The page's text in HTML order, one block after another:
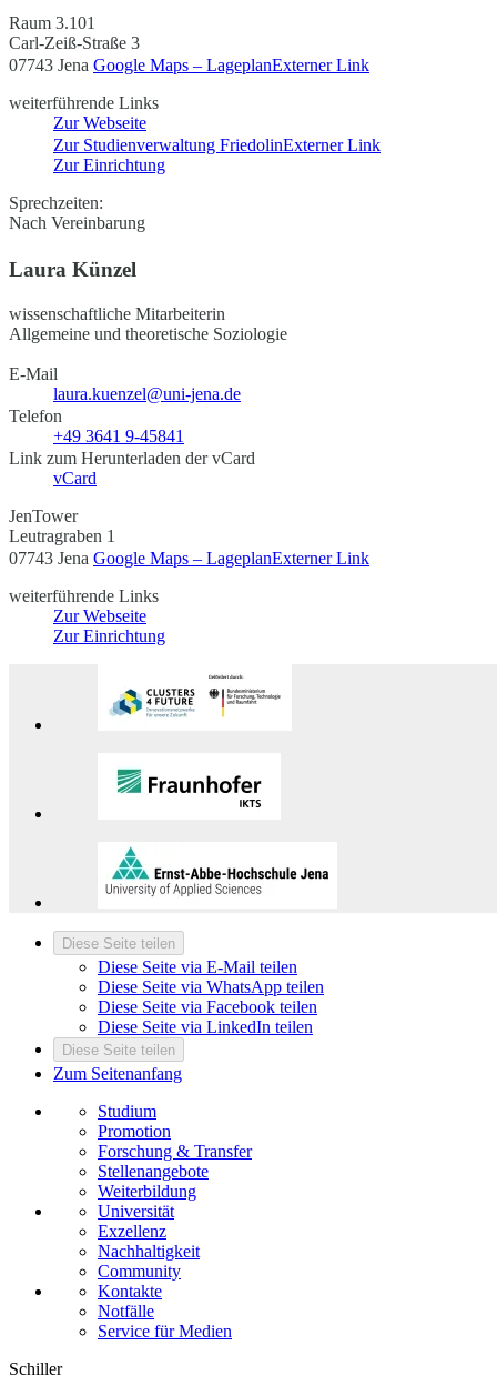
Raum 3.101
Carl-Zeiß-Straße 3
07743 Jena Google Maps – LageplanExterner Link
weiterführende Links
Zur Webseite
Zur Studienverwaltung FriedolinExterner Link
Zur Einrichtung
Sprechzeiten:
Nach Vereinbarung
Laura Künzel
wissenschaftliche Mitarbeiterin
Allgemeine und theoretische Soziologie
E-Mail
laura.kuenzel@uni-jena.de
Telefon
+49 3641 9-45841
Link zum Herunterladen der vCard
vCard
JenTower
Leutragraben 1
07743 Jena Google Maps – LageplanExterner Link
weiterführende Links
Zur Webseite
Zur Einrichtung
Diese Seite teilen
Diese Seite via E-Mail teilen
Diese Seite via WhatsApp teilen
Diese Seite via Facebook teilen
Diese Seite via LinkedIn teilen
Diese Seite teilen
Zum Seitenanfang
Studium
Promotion
Forschung & Transfer
Stellenangebote
Weiterbildung
Universität
Exzellenz
Nachhaltigkeit
Community
Kontakte
Notfälle
Service für Medien
Schiller